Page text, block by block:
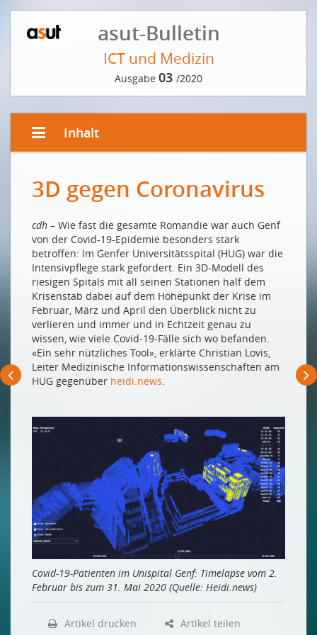
asut-Bulletin
ICT und Medizin
Ausgabe 03 /2020
Inhalt
La santé digitale, une révolution en marche !
VORWORT DER REDAKTION
Vernetzt sind wir gesünder
INTERVIEW MIT DEM EPIDEMIOLOGEN MARCEL SALATHÉ
Am eindrücklichsten ist die Digitalisierung dort, wo
fundamental Neues entsteht
La numérisation est la plus impressionnante
lorsqu’elle donne le jour à des choses inédites
TELEMEDIZIN UND DIGITALE ANAMNESE
Diagnosen
Ein digitales Tool hilft Kinderleben retten
Der (fast) unfehlbare Dr. Watson
Digitale Gesundheitsversorgung – Apps und
Telematik in der Medizin
MHEALTH
Vertrauen ist im Interesse der Branche
Was ist eine gute Gesundheits-App?
Apps auf Rezept
3D-MODELLE FÜR DIE MEDIZIN
3D gegen Coronavirus
cdh – Wie fast die gesamte Romandie war auch Genf
von der Covid-19-Epidemie besonders stark
betroffen: Im Genfer Universitätsspital (HUG) war die
Intensivpflege stark gefordert. Ein 3D-Modell des
riesigen Spitals mit all seinen Stationen half dem
Krisenstab dabei auf dem Höhepunkt der Krise im
Februar, März und April den Überblick nicht zu
verlieren und immer und in Echtzeit genau zu
wissen, wie viele Covid-19-Fälle sich wo befanden.
«Ein sehr nützliches Tool», erklärte Christian Lovis,
Leiter Medizinische Informationswissenschaften am
HUG gegenüber heidi.news.
Covid-19-Patienten im Unispital Genf: Timelapse vom 2.
Februar bis zum 31. Mai 2020 (Quelle: Heidi.news)
Artikel drucken Artikel teilen